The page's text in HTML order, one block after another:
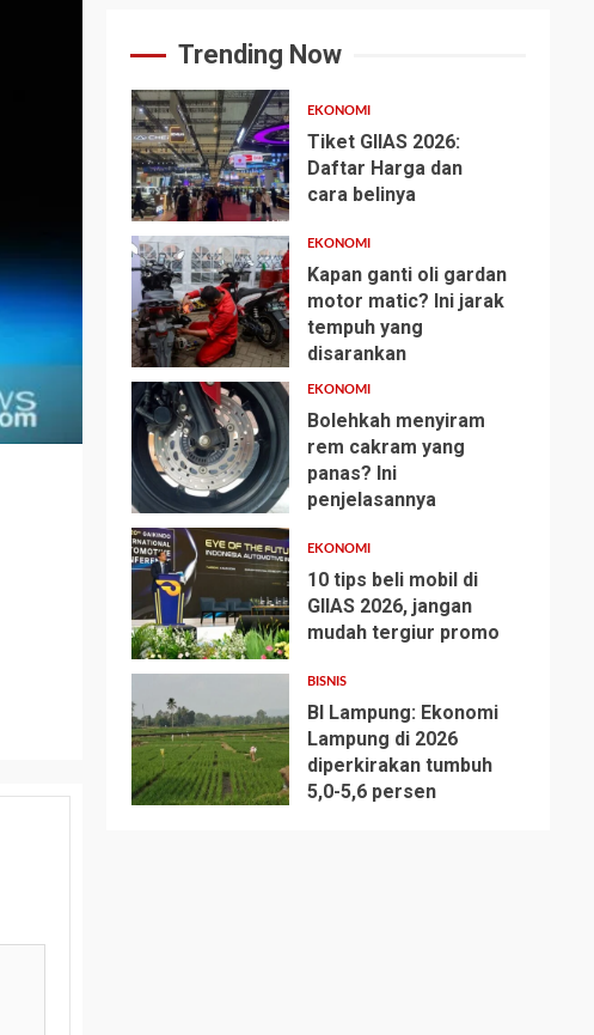
Trending Now
1
EKONOMI
Tiket GIIAS 2026:
Daftar Harga dan
cara belinya
2
EKONOMI
Kapan ganti oli gardan
motor matic? Ini jarak
tempuh yang
disarankan
3
EKONOMI
Bolehkah menyiram
rem cakram yang
panas? Ini
penjelasannya
4
EKONOMI
10 tips beli mobil di
GIIAS 2026, jangan
mudah tergiur promo
5
BISNIS
BI Lampung: Ekonomi
Lampung di 2026
diperkirakan tumbuh
5,0-5,6 persen